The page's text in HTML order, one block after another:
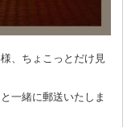
、ちょこっとだけ見
一緒に郵送いたしま